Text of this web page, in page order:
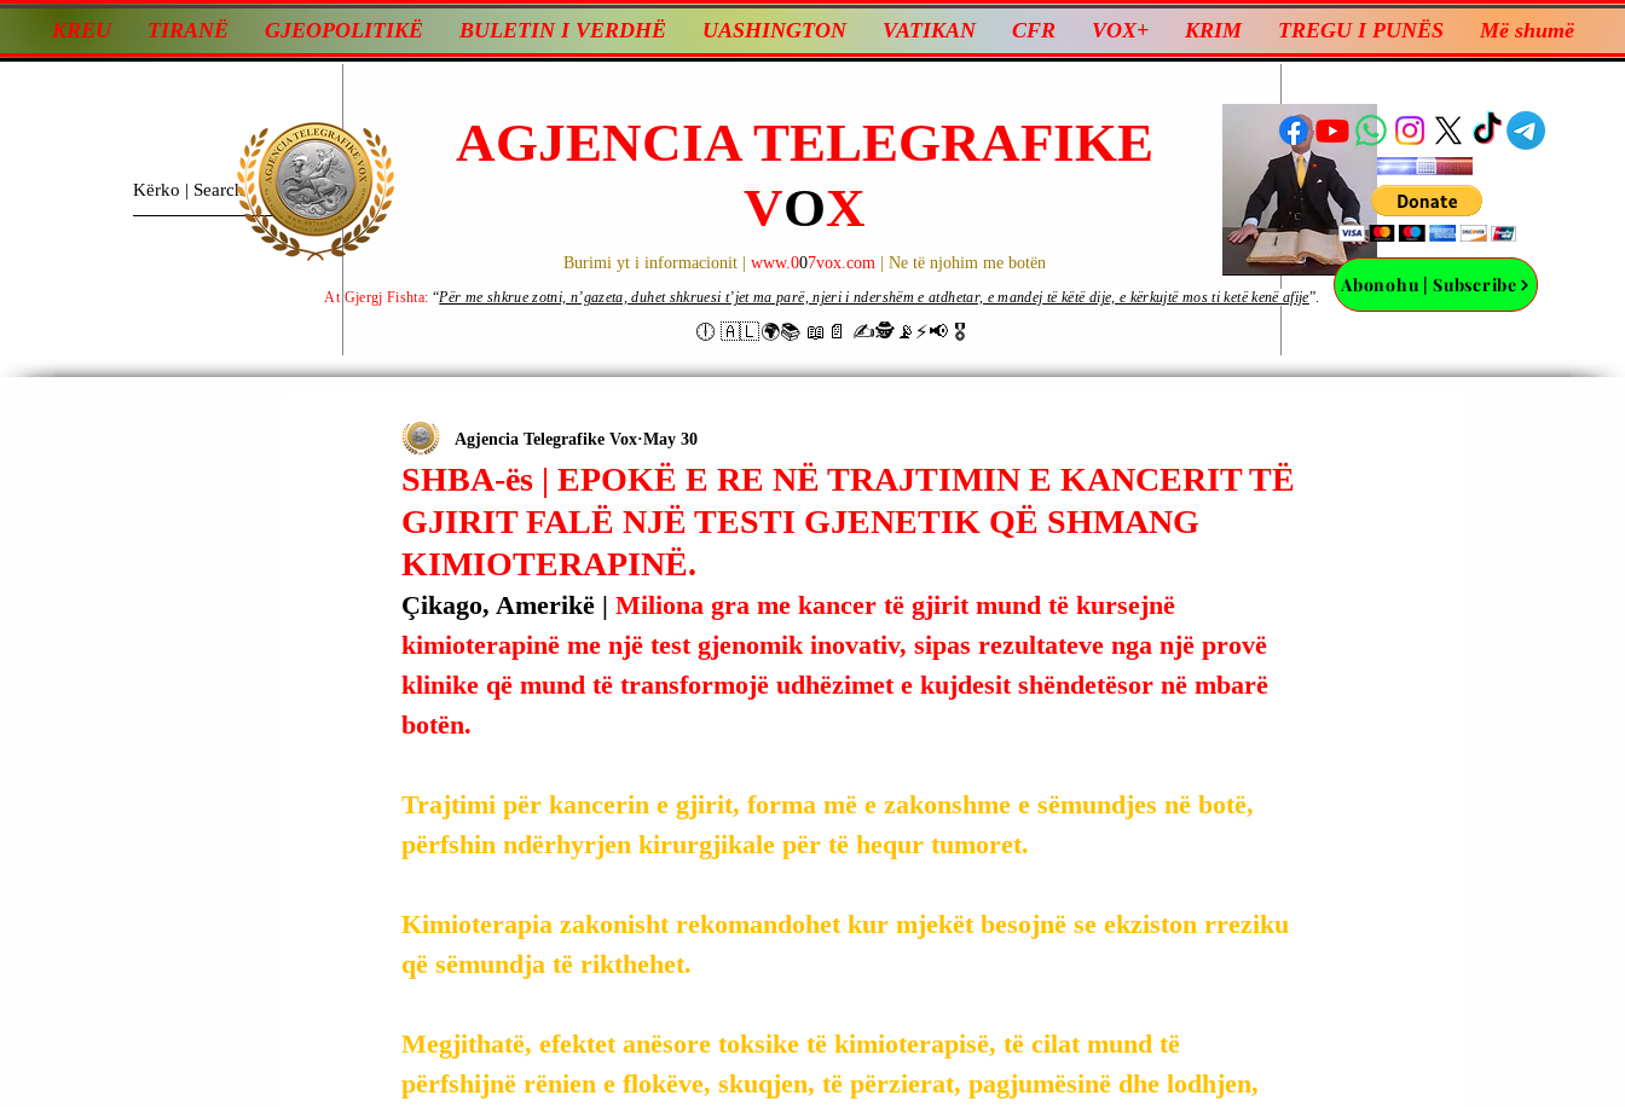
KREU TIRANË GJEOPOLITIKË BULETIN I VERDHË UASHINGTON VATIKAN CFR VOX+ KRIM TREGU I PUNËS Më shumë
AGJENCIA TELEGRAFIKE
VOX
Burimi yt i informacionit | www.007vox.com | Ne të njohim me botën
🕕 🇦🇱🌍📚 📖📄 ✍🕵️📡⚡️📢 🎖
Abonohu | Subscribe
At Gjergj Fishta: “Për me shkrue zotni, n’gazeta, duhet shkruesi t’jet ma parë, njeri i ndershëm e atdhetar, e mandej të këtë dije, e kërkujtë mos ti ketë kenë afije”.
SHBA-ës | EPOKË E RE NË TRAJTIMIN E KANCERIT TË
GJIRIT FALË NJË TESTI GJENETIK QË SHMANG
KIMIOTERAPINË.
Agjencia Telegrafike Vox May 30
Çikago, Amerikë | Miliona gra me kancer të gjirit mund të kursejnë
kimioterapinë me një test gjenomik inovativ, sipas rezultateve nga një provë
klinike që mund të transformojë udhëzimet e kujdesit shëndetësor në mbarë
botën.
Trajtimi për kancerin e gjirit, forma më e zakonshme e sëmundjes në botë,
përfshin ndërhyrjen kirurgjikale për të hequr tumoret.
Kimioterapia zakonisht rekomandohet kur mjekët besojnë se ekziston rreziku
që sëmundja të rikthehet.
Megjithatë, efektet anësore toksike të kimioterapisë, të cilat mund të
përfshijnë rënien e flokëve, skuqjen, të përzierat, pagjumësinë dhe lodhjen,